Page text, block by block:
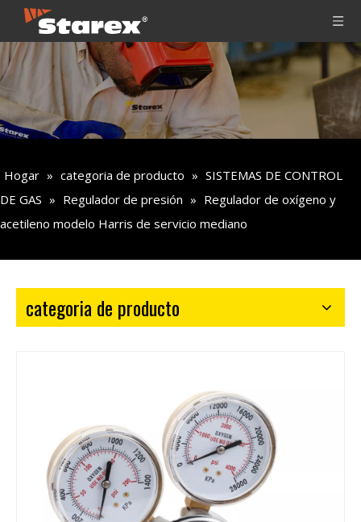
Hogar » categoria de producto » SISTEMAS DE CONTROL
DE GAS » Regulador de presión » Regulador de oxígeno y
acetileno modelo Harris de servicio mediano
categoria de producto